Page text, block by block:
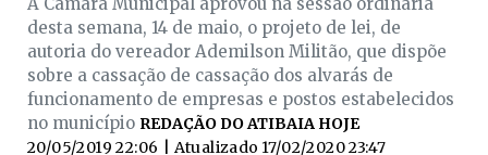
desta semana, 14 de maio, o projeto de lei, de
autoria do vereador Ademilson Militão, que dispõe
sobre a cassação de cassação dos alvarás de
funcionamento de empresas e postos estabelecidos
no município REDAÇÃO DO ATIBAIA HOJE
20/05/2019 22:06
| Atualizado 17/02/2020 23:47